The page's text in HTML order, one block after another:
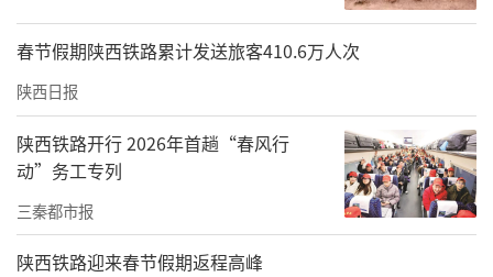
春节假期陕西铁路累计发送旅客410.6万人次
陕西日报
陕西铁路开行 2026年首趟“春风行
动”务工专列
三秦都市报
陕西铁路迎来春节假期返程高峰